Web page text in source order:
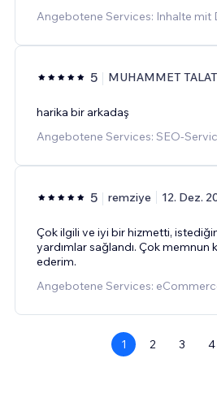
Angebotene Services: Inhalte mit
5 MUHAMMET TALAT
harika bir arkadaş
Angebotene Services: SEO-
5 remziye 12. Dez.
Çok ilgili ve iyi bir hizmetti,
yardımlar sağlandı. Çok memnun
ederim.
Angebotene Services:
1 2 3 4